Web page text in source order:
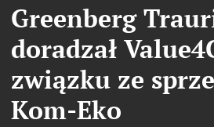
Greenberg
doradzał
związku ze
Kom-Eko